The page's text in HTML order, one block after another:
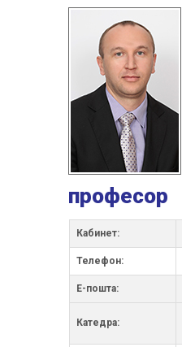
професор
Кабинет:
Телефон:
Е-пошта:
Катедра: